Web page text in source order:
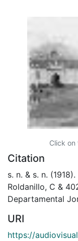
Click on
Citation
s. n. & s. n.
Roldanillo, C &
Departamental
URI
https://